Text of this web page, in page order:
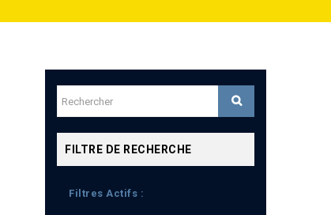
FILTRE DE RECHERCHE
Filtres Actifs :